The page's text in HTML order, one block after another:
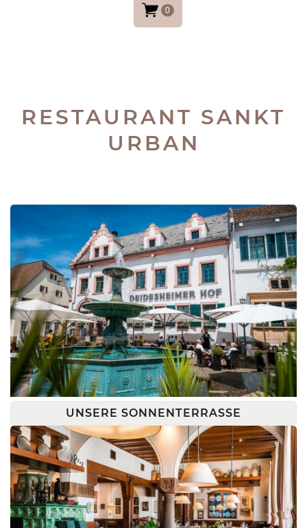
0
RESTAURANT SANKT
URBAN
UNSERE SONNENTERRASSE